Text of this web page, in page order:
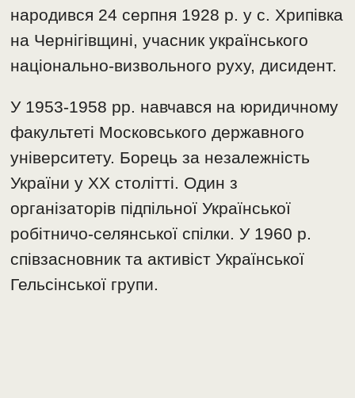
народився 24 серпня 1928 р. у с. Хрипівка
на Чернігівщині, учасник українського
національно-визвольного руху, дисидент.
У 1953-1958 рр. навчався на юридичному
факультеті Московського державного
університету. Борець за незалежність
України у ХХ столітті. Один з
організаторів підпільної Української
робітничо-селянської спілки. У 1960 р.
співзасновник та активіст Української
Гельсінської групи.